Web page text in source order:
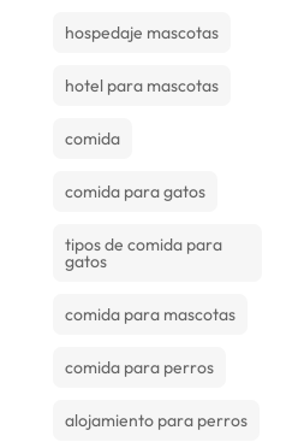
hospedaje mascotas
hotel para mascotas
comida
comida para gatos
tipos de comida para
gatos
comida para mascotas
comida para perros
alojamiento para perros